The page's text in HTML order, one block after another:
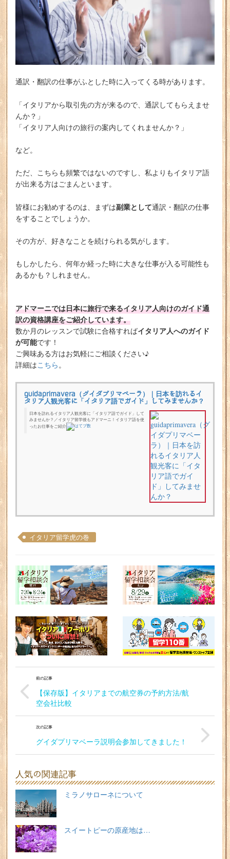
通訳・翻訳の仕事がふとした時に入ってくる時があります。
「イタリアから取引先の方が来るので、通訳してもらえませ
んか？」
「イタリア人向けの旅行の案内してくれませんか？」
など。
ただ、こちらも頻繁ではないのですし、私よりもイタリア語
が出来る方はごまんといます。
皆様にお勧めするのは、まずは副業として通訳・翻訳の仕事
をすることでしょうか。
その方が、好きなことを続けられる気がします。
もしかしたら、何年か経った時に大きな仕事が入る可能性も
あるかも？しれません。
アドマーニでは日本に旅行で来るイタリア人向けのガイド通
訳の資格講座をご紹介しています。
数か月のレッスンで試験に合格すればイタリア人へのガイド
が可能です！
ご興味ある方はお気軽にご相談ください♪
詳細はこちら。
guidaprimavera（グイダプリマベーラ）｜日本を訪れるイ
タリア人観光客に「イタリア語でガイド」してみませんか？
日本を訪れるイタリア人観光客に「イタリア語でガイド」して
みませんか？／イタリア留学後もアドマーニ！イタリア語を使
ったお仕事をご紹介
イタリア留学虎の巻
前の記事
【保存版】イタリアまでの航空券の予約方法/航
空会社比較
次の記事
グイダプリマベーラ説明会参加してきました！
人気の関連記事
ミラノサローネについて
スイートピーの原産地は…